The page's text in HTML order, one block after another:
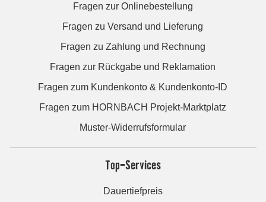
Fragen zur Onlinebestellung
Fragen zu Versand und Lieferung
Fragen zu Zahlung und Rechnung
Fragen zur Rückgabe und Reklamation
Fragen zum Kundenkonto & Kundenkonto-ID
Fragen zum HORNBACH Projekt-Marktplatz
Muster-Widerrufsformular
Top-Services
Dauertiefpreis